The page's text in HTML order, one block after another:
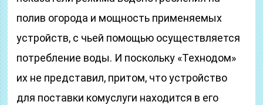
полив огорода и мощность применяемых
устройств, с чьей помощью осуществляется
потребление воды. И поскольку «Технодом»
их не представил, притом, что устройство
для поставки комуслуги находится в его